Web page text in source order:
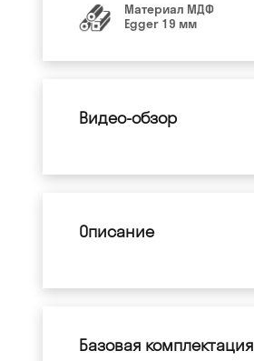
Материал МДФ
Egger 19 мм
Видео-обзор
Описание
Базовая комплектация